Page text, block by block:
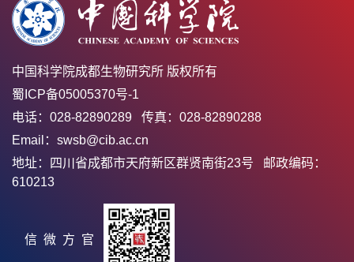
中国科学院成都生物研究所 版权所有
蜀ICP备05005370号-1
电话：028-82890289 传真：028-82890288
Email：swsb@cib.ac.cn
地址：四川省成都市天府新区群贤南街23号 邮政编码：
610213
官方微信